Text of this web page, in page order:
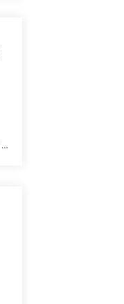
St. Joseph, Amerbachstr. 9, 4057 Basel